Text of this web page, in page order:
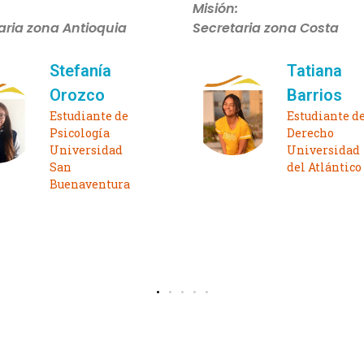
Sandra
Lopera
Estudiante de
Trabajo Social
Universidad de
Antioquia
Misión:
Consejera zona Costa
Dayana
Torres
Estudiante
Ingeniería
Civil
Universidad